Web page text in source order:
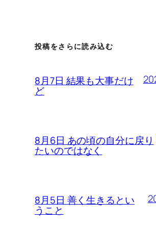
投稿をさらに読み込む
8月7日 結果も大事だけ
ど
8月6日 あの頃の自分に戻り
たいのではなく
8月5日 善く生きるとい
うこと